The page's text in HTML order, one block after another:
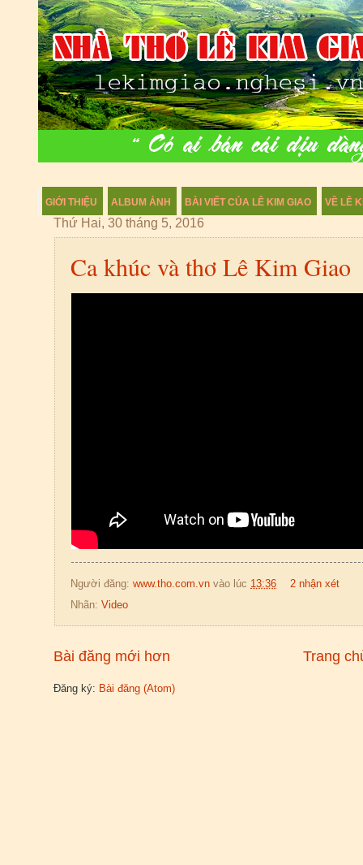
GIỚI THIỆU ALBUM ẢNH BÀI VIẾT CỦA LÊ KIM GIAO VỀ LÊ
Thứ Hai, 30 tháng 5, 2016
Ca khúc và thơ Lê Kim Giao
Người đăng:www.tho.com.vnvào lúc 13:36
2 nhận xét
Nhãn:Video
Bài đăng mới hơn Trang
Đăng ký: Bài đăng (Atom)